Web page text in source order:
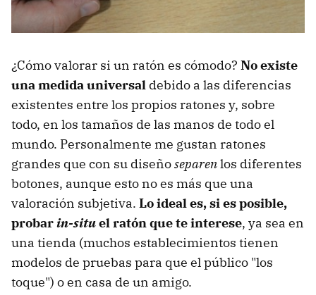
¿Cómo valorar si un ratón es cómodo? No existe
una medida universal debido a las diferencias
existentes entre los propios ratones y, sobre
todo, en los tamaños de las manos de todo el
mundo. Personalmente me gustan ratones
grandes que con su diseñoseparenlos diferentes
botones, aunque esto no es más que una
valoración subjetiva. Lo ideal es, si es posible,
probarin-situel ratón que te interese, ya sea en
una tienda (muchos establecimientos tienen
modelos de pruebas para que el público "los
toque") o en casa de un amigo.